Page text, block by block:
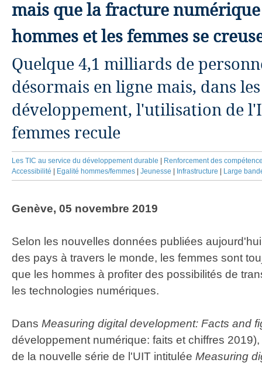
mais que la fracture
hommes et les femmes se
Quelque 4,1 milliards de
désormais en ligne mais, dans
développement, l'utilisation de
femmes recule
Les TIC au service du développement durable
Renforcement des
Accessibilité
Egalité hommes/femmes Jeunesse Infrastructure Large
Genève, 05 novembre 2019
Selon les nouvelles données publiées
des pays à travers le monde, les femmes sont
que les hommes à profiter des possibilités de
les technologies numériques.
Dans Measuring digital development: Facts and
développement numérique: faits et chiffres
de la nouvelle série de l'UIT intitulée Measuring